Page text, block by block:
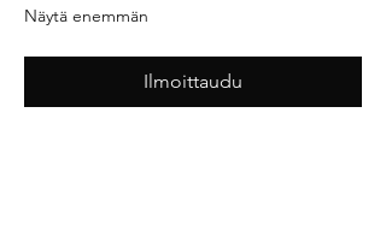
Näytä enemmän
Ilmoittaudu